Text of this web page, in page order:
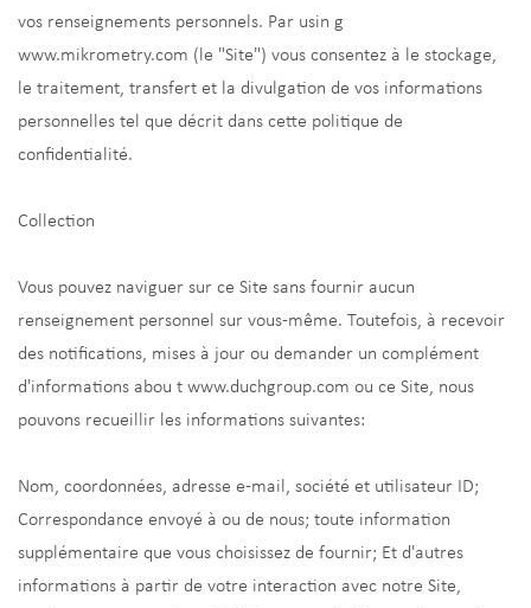
vos renseignements personnels. Par usin g
www.mikrometry.com (le "Site") vous consentez à le stockage,
le traitement, transfert et la divulgation de vos informations
personnelles tel que décrit dans cette politique de
confidentialité.
Collection
Vous pouvez naviguer sur ce Site sans fournir aucun
renseignement personnel sur vous-même. Toutefois, à recevoir
des notifications, mises à jour ou demander un complément
d'informations abou t www.duchgroup.com ou ce Site, nous
pouvons recueillir les informations suivantes:
Nom, coordonnées, adresse e-mail, société et utilisateur ID;
Correspondance envoyé à ou de nous; toute information
supplémentaire que vous choisissez de fournir; Et d'autres
informations à partir de votre interaction avec notre Site,